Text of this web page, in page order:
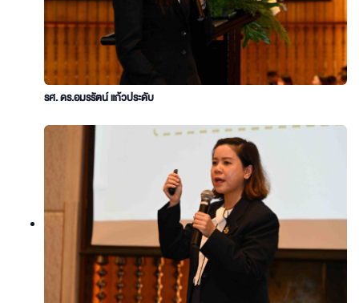
รศ. ดร.อมรรัตน์ แก้วประดับ